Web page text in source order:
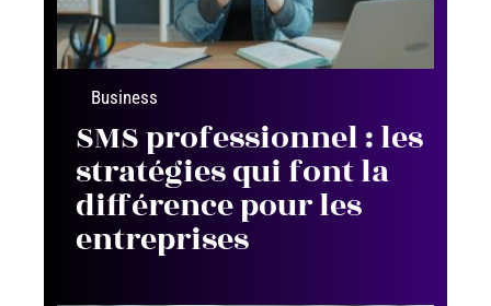
Business
SMS professionnel : les
stratégies qui font la
différence pour les
entreprises